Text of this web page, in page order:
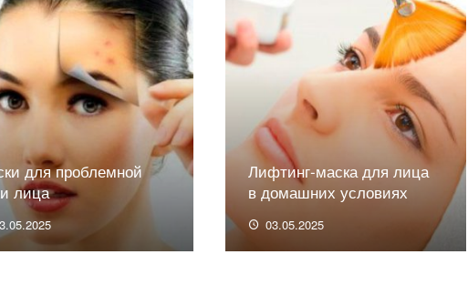
для проблемной
лица
Лифтинг-маска для лица
в домашних условиях
03.05.2025